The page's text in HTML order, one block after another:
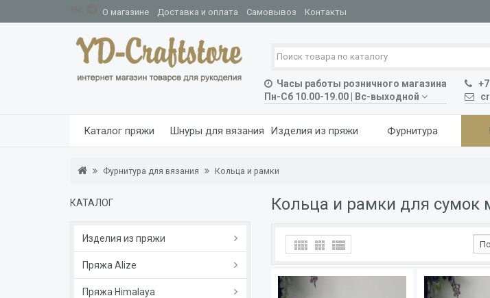
О магазине Доставка и оплата Самовывоз Контакты
Часы работы розничного магазина
Пн-Сб 10.00-19.00 | Вс-выходной
Каталог пряжи Шнуры для вязания Изделия из пряжи Фурнитура
Фурнитура для вязания Кольца и рамки
КАТАЛОГ
Изделия из пряжи
Пряжа Alize
Пряжа Himalaya
Кольца и рамки для сумок